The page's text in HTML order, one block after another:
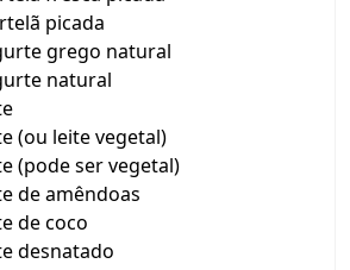
picada
grego natural
natural
(ou leite vegetal)
(pode ser vegetal)
de amêndoas
de coco
desnatado